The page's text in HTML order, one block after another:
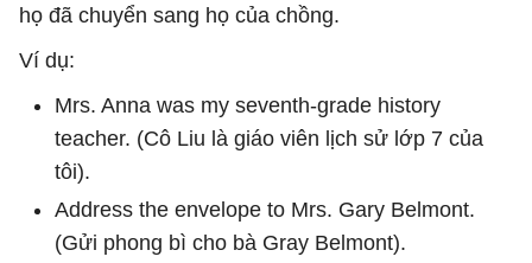
họ đã chuyển sang họ của chồng.
Ví dụ:
Mrs. Anna was my seventh-grade history
teacher. (Cô Liu là giáo viên lịch sử lớp 7 của
tôi).
Address the envelope to Mrs. Gary Belmont.
(Gửi phong bì cho bà Gray Belmont).